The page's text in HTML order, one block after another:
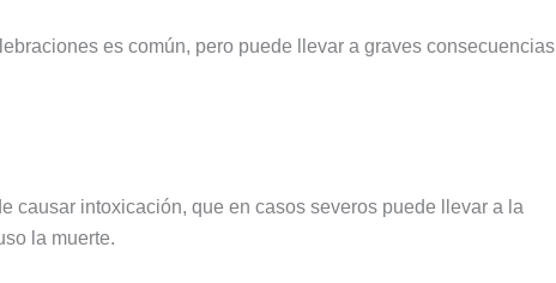
es común, pero puede llevar a graves consecuencias
causar intoxicación, que en casos severos puede llevar a la
la muerte.